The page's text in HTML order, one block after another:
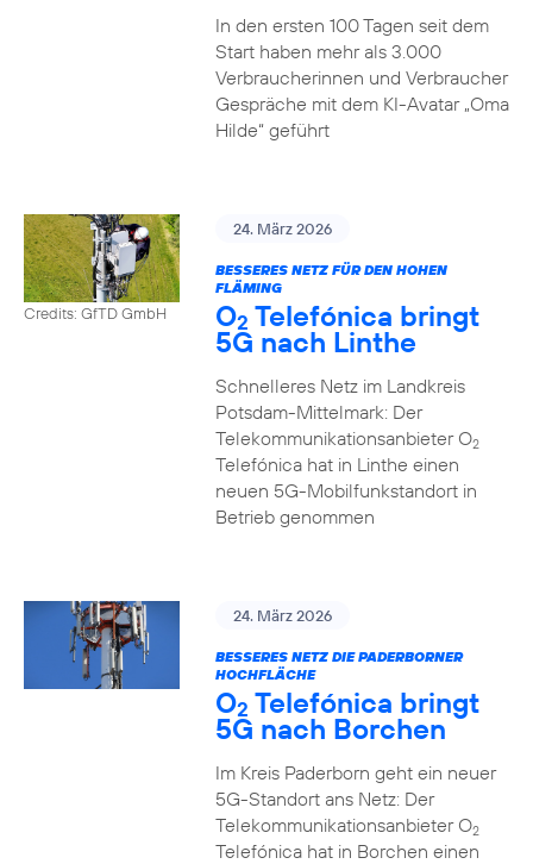
In den ersten 100 Tagen seit dem
Start haben mehr als 3.000
Verbraucherinnen und Verbraucher
Gespräche mit dem KI-Avatar „Oma
Hilde“ geführt
Credits: GfTD GmbH
24. März 2026
BESSERES NETZ FÜR DEN HOHEN
FLÄMING
O2 Telefónica bringt
5G nach Linthe
Schnelleres Netz im Landkreis
Potsdam-Mittelmark: Der
Telekommunikationsanbieter O2
Telefónica hat in Linthe einen
neuen 5G-Mobilfunkstandort in
Betrieb genommen
24. März 2026
BESSERES NETZ DIE PADERBORNER
HOCHFLÄCHE
O2 Telefónica bringt
5G nach Borchen
Im Kreis Paderborn geht ein neuer
5G-Standort ans Netz: Der
Telekommunikationsanbieter O2
Telefónica hat in Borchen einen